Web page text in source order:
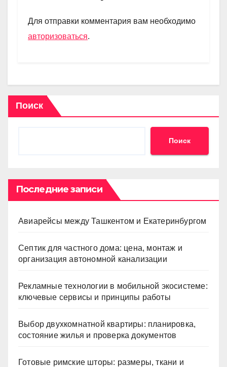
m p
p
a
и
Для отправки комментария вам необходимо
авторизоваться.
Поиск
Поиск
Последние записи
Авиарейсы между Ташкентом и Екатеринбургом
Септик для частного дома: цена, монтаж и
организация автономной канализации
Рекламные технологии в мобильной экосистеме:
ключевые сервисы и принципы работы
Выбор двухкомнатной квартиры: планировка,
состояние жилья и проверка документов
Готовые римские шторы: размеры, ткани и